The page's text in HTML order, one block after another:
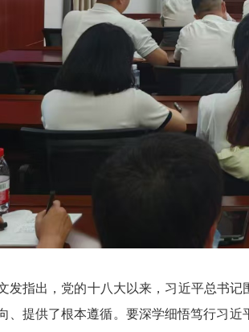
指出，党的十八大以来，习近平总书记
、提供了根本遵循。要深学细悟笃行习